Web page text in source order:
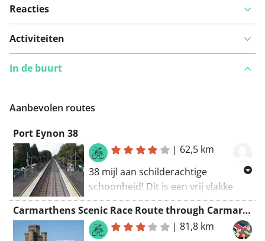
Reacties
Activiteiten
In de buurt
Aanbevolen routes
Port Eynon 38
| 62,5 km
38 mijl aan schilderachtige
schoonheid! Dit is een vrij vlakke
route die de schoonheid van lokale
bezienswaardigheden en uitzichten
meeneemt. Er zijn enkele stukken
Carmarthens Scenic Race Route through Carmarthenshire
|81,8 km